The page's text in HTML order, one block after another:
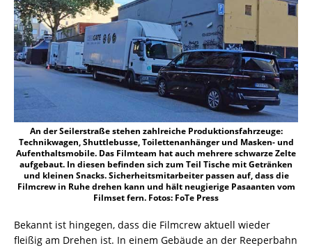
An der Seilerstraße stehen zahlreiche Produktionsfahrzeuge:
Technikwagen, Shuttlebusse, Toilettenanhänger und Masken- und
Aufenthaltsmobile. Das Filmteam hat auch mehrere schwarze Zelte
aufgebaut. In diesen befinden sich zum Teil Tische mit Getränken
und kleinen Snacks. Sicherheitsmitarbeiter passen auf, dass die
Filmcrew in Ruhe drehen kann und hält neugierige Pasaanten vom
Filmset fern. Fotos: FoTe Press
Bekannt ist hingegen, dass die Filmcrew aktuell wieder
fleißig am Drehen ist. In einem Gebäude an der Reeperbahn